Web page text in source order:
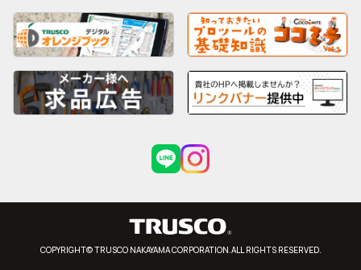
COPYRIGHT© TRUSCO NAKAYAMA CORPORATION.ALL RIGHTS RESERVED.